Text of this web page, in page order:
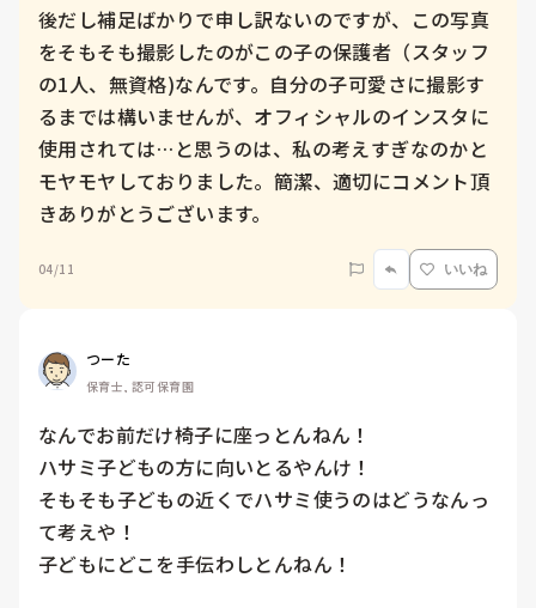
後だし補足ばかりで申し訳ないのですが、この写真
をそもそも撮影したのがこの子の保護者（スタッフ
の1人、無資格)なんです。自分の子可愛さに撮影す
るまでは構いませんが、オフィシャルのインスタに
使用されては…と思うのは、私の考えすぎなのかと
モヤモヤしておりました。簡潔、適切にコメント頂
きありがとうございます。
04/11 いいね
つーた
保育士, 認可保育園
なんでお前だけ椅子に座っとんねん！
ハサミ子どもの方に向いとるやんけ！
そもそも子どもの近くでハサミ使うのはどうなんっ
て考えや！
子どもにどこを手伝わしとんねん！